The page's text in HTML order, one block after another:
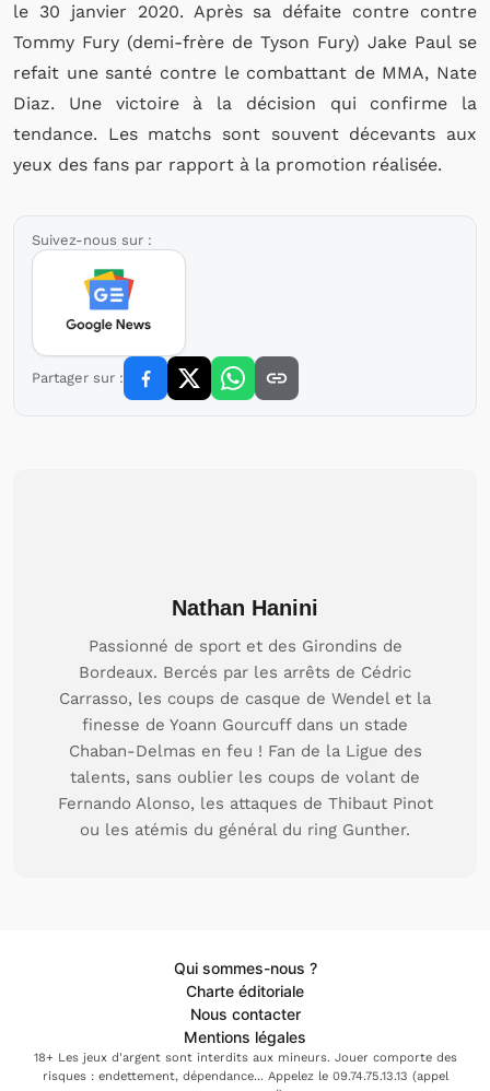
le 30 janvier 2020. Après sa défaite contre contre
Tommy Fury (demi-frère de Tyson Fury) Jake Paul se
refait une santé contre le combattant de MMA, Nate
Diaz. Une victoire à la décision qui confirme la
tendance. Les matchs sont souvent décevants aux
yeux des fans par rapport à la promotion réalisée.
Suivez-nous sur :
Partager sur :
Nathan Hanini
Passionné de sport et des Girondins de
Bordeaux. Bercés par les arrêts de Cédric
Carrasso, les coups de casque de Wendel et la
finesse de Yoann Gourcuff dans un stade
Chaban-Delmas en feu ! Fan de la Ligue des
talents, sans oublier les coups de volant de
Fernando Alonso, les attaques de Thibaut Pinot
ou les atémis du général du ring Gunther.
Qui sommes-nous ?
Charte éditoriale
Nous contacter
Mentions légales
18+ Les jeux d'argent sont interdits aux mineurs. Jouer comporte des
risques : endettement, dépendance... Appelez le 09.74.75.13.13 (appel